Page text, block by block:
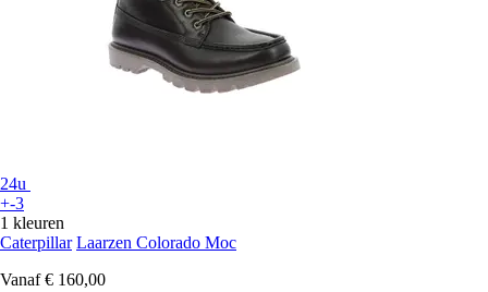
24u
+-3
1 kleuren
Caterpillar Laarzen Colorado Moc
Vanaf € 160,00